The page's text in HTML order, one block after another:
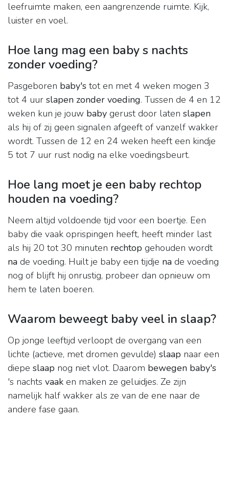
leefruimte maken, een aangrenzende ruimte. Kijk,
luister en voel.
Hoe lang mag een baby s nachts
zonder voeding?
Pasgeboren baby's tot en met 4 weken mogen 3
tot 4 uur slapen zonder voeding. Tussen de 4 en 12
weken kun je jouw baby gerust door laten slapen
als hij of zij geen signalen afgeeft of vanzelf wakker
wordt. Tussen de 12 en 24 weken heeft een kindje
5 tot 7 uur rust nodig na elke voedingsbeurt.
Hoe lang moet je een baby rechtop
houden na voeding?
Neem altijd voldoende tijd voor een boertje. Een
baby die vaak oprispingen heeft, heeft minder last
als hij 20 tot 30 minuten rechtop gehouden wordt
na de voeding. Huilt je baby een tijdje na de voeding
nog of blijft hij onrustig, probeer dan opnieuw om
hem te laten boeren.
Waarom beweegt baby veel in slaap?
Op jonge leeftijd verloopt de overgang van een
lichte (actieve, met dromen gevulde) slaap naar een
diepe slaap nog niet vlot. Daarom bewegen baby's
's nachts vaak en maken ze geluidjes. Ze zijn
namelijk half wakker als ze van de ene naar de
andere fase gaan.